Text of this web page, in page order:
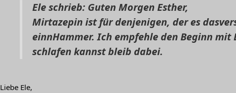
Ele schrieb: Guten Morgen Esther,
Mirtazepin ist für denjenigen, der es
einnHammer. Ich empfehle den Beginn
schlafen kannst bleib dabei.
Liebe Ele,